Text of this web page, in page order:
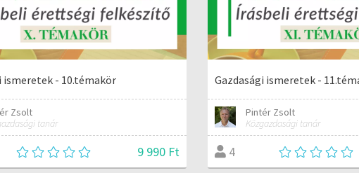
ismeretek - 10.témakör
Zsolt
tanár
9 990 Ft
Gazdasági ismeretek -
Pintér Zsolt
Közgazdasági tanár
4